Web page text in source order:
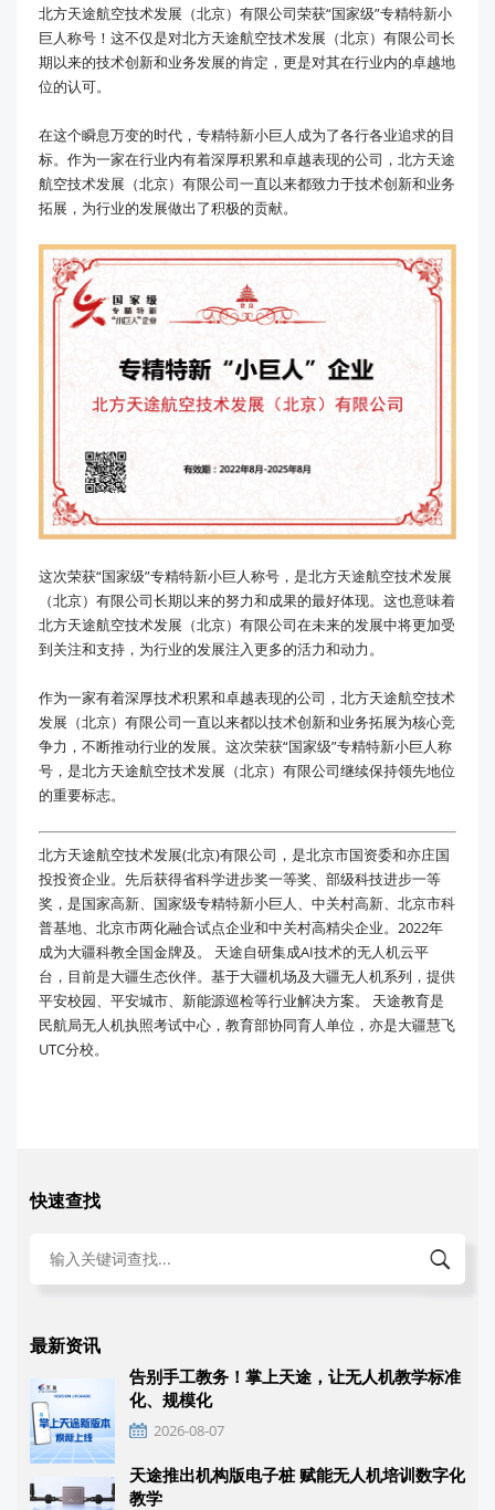
北方天途航空技术发展（北京）有限公司荣获“国家级”专精特新小
巨人称号！这不仅是对北方天途航空技术发展（北京）有限公司长
期以来的技术创新和业务发展的肯定，更是对其在行业内的卓越地
位的认可。
在这个瞬息万变的时代，专精特新小巨人成为了各行各业追求的目
标。作为一家在行业内有着深厚积累和卓越表现的公司，北方天途
航空技术发展（北京）有限公司一直以来都致力于技术创新和业务
拓展，为行业的发展做出了积极的贡献。
这次荣获“国家级”专精特新小巨人称号，是北方天途航空技术发展
（北京）有限公司长期以来的努力和成果的最好体现。这也意味着
北方天途航空技术发展（北京）有限公司在未来的发展中将更加受
到关注和支持，为行业的发展注入更多的活力和动力。
作为一家有着深厚技术积累和卓越表现的公司，北方天途航空技术
发展（北京）有限公司一直以来都以技术创新和业务拓展为核心竞
争力，不断推动行业的发展。这次荣获“国家级”专精特新小巨人称
号，是北方天途航空技术发展（北京）有限公司继续保持领先地位
的重要标志。
北方天途航空技术发展(北京)有限公司，是北京市国资委和亦庄国
投投资企业。先后获得省科学进步奖一等奖、部级科技进步一等
奖，是国家高新、国家级专精特新小巨人、中关村高新、北京市科
普基地、北京市两化融合试点企业和中关村高精尖企业。2022年
成为大疆科教全国金牌及。 天途自研集成AI技术的无人机云平
台，目前是大疆生态伙伴。基于大疆机场及大疆无人机系列，提供
平安校园、平安城市、新能源巡检等行业解决方案。 天途教育是
民航局无人机执照考试中心，教育部协同育人单位，亦是大疆慧飞
UTC分校。
快速查找
最新资讯
告别手工教务！掌上天途，让无人机教学标准
化、规模化
2026-08-07
天途推出机构版电子桩 赋能无人机培训数字化
教学